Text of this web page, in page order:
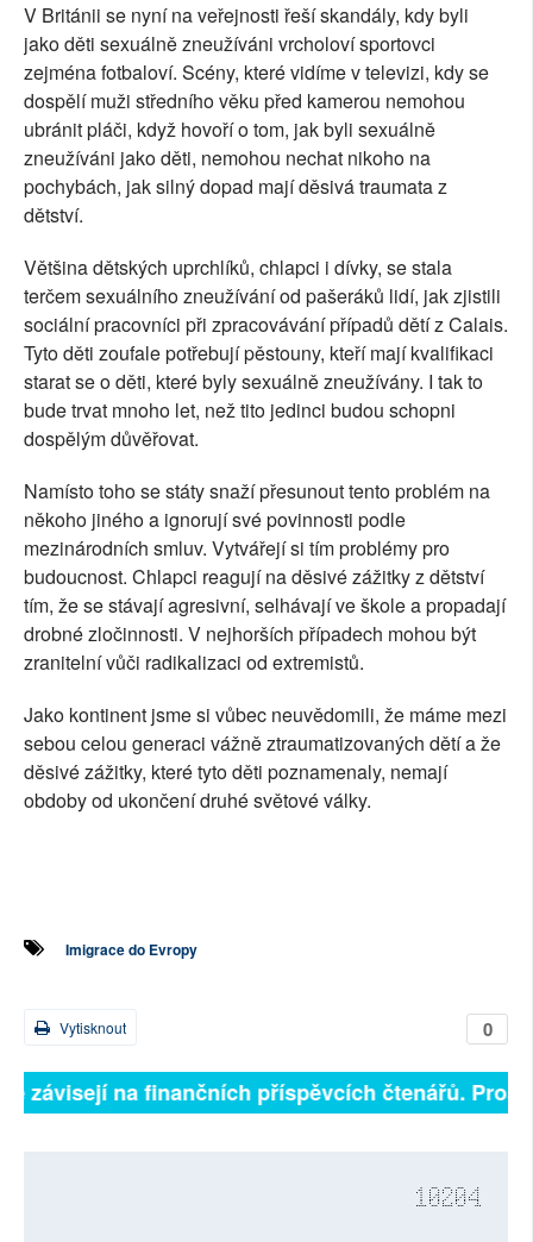
V Británii se nyní na veřejnosti řeší skandály, kdy byli
jako děti sexuálně zneužíváni vrcholoví sportovci
zejména fotbaloví. Scény, které vidíme v televizi, kdy se
dospělí muži středního věku před kamerou nemohou
ubránit pláči, když hovoří o tom, jak byli sexuálně
zneužíváni jako děti, nemohou nechat nikoho na
pochybách, jak silný dopad mají děsivá traumata z
dětství.
Většina dětských uprchlíků, chlapci i dívky, se stala
terčem sexuálního zneužívání od pašeráků lidí, jak zjistili
sociální pracovníci při zpracovávání případů dětí z Calais.
Tyto děti zoufale potřebují pěstouny, kteří mají kvalifikaci
starat se o děti, které byly sexuálně zneužívány. I tak to
bude trvat mnoho let, než tito jedinci budou schopni
dospělým důvěřovat.
Namísto toho se státy snaží přesunout tento problém na
někoho jiného a ignorují své povinnosti podle
mezinárodních smluv. Vytvářejí si tím problémy pro
budoucnost. Chlapci reagují na děsivé zážitky z dětství
tím, že se stávají agresivní, selhávají ve škole a propadají
drobné zločinnosti. V nejhorších případech mohou být
zranitelní vůči radikalizaci od extremistů.
Jako kontinent jsme si vůbec neuvědomili, že máme mezi
sebou celou generaci vážně ztraumatizovaných dětí a že
děsivé zážitky, které tyto děti poznamenaly, nemají
obdoby od ukončení druhé světové války.
Imigrace do Evropy
0
Vytisknout
závisejí na finančních příspěvcích čtenářů.
10204